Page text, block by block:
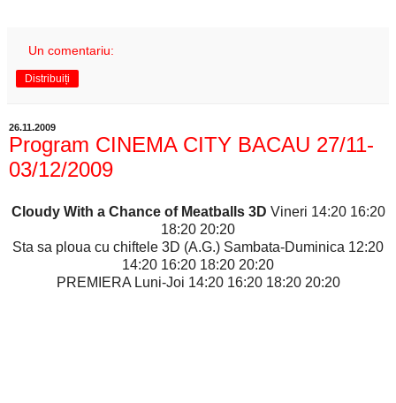
Un comentariu:
Distribuiți
26.11.2009
Program CINEMA CITY BACAU 27/11-
03/12/2009
Cloudy With a Chance of Meatballs 3D Vineri 14:20 16:20
18:20 20:20
Sta sa ploua cu chiftele 3D (A.G.) Sambata-Duminica 12:20
14:20 16:20 18:20 20:20
PREMIERA Luni-Joi 14:20 16:20 18:20 20:20